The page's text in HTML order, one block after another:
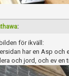
:
för ikväll:
har en Asp och
och jord, och ev